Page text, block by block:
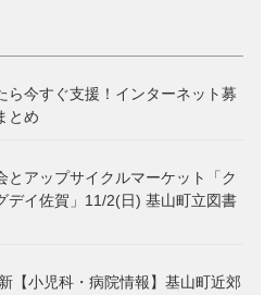
ら今すぐ支援！インターネット募
とめ
とアップサイクルマーケット「ク
デイ佐賀」11/2(日) 基山町立図書
【小児科・病院情報】基山町近郊